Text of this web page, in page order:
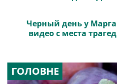
Черный день у
видео с места
ГОЛОВНЕ